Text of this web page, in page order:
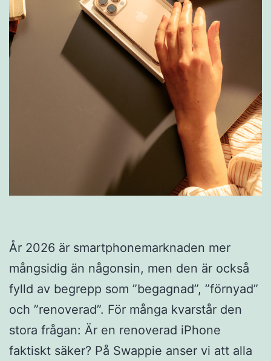
År 2026 är smartphonemarknaden mer
mångsidig än någonsin, men den är också
fylld av begrepp som ”begagnad”, ”förnyad”
och ”renoverad”. För många kvarstår den
stora frågan: Är en renoverad iPhone
faktiskt säker? På Swappie anser vi att alla